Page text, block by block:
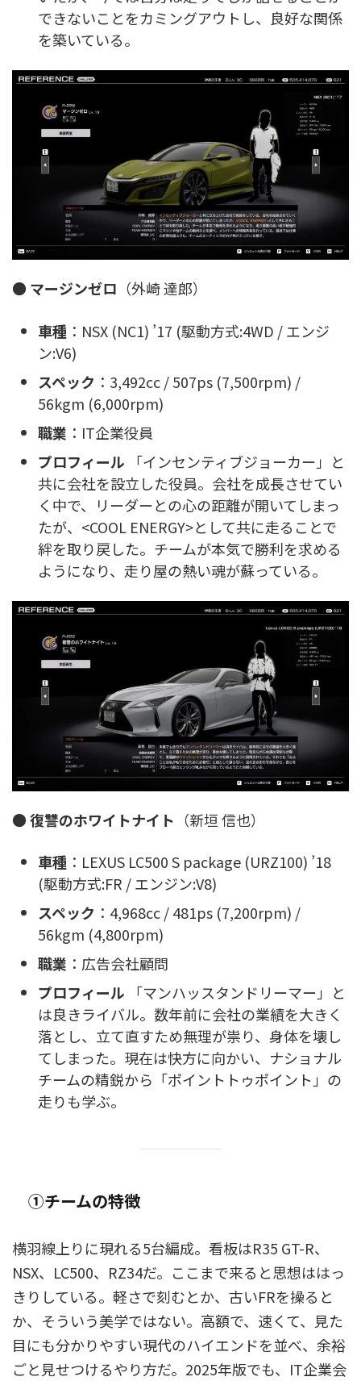
できないことをカミングアウトし、良好な関係
を築いている。
● マージンゼロ （外崎 達郎）
車種 ：NSX (NC1) ’17 (駆動方式:4WD / エンジ
ン:V6)
スペック ：3,492cc / 507ps (7,500rpm) /
56kgm (6,000rpm)
職業 ：IT企業役員
プロフィール 「インセンティブジョーカー」と
共に会社を設立した役員。会社を成長させてい
く中で、リーダーとの心の距離が開いてしまっ
たが、<COOL ENERGY>として共に走ることで
絆を取り戻した。チームが本気で勝利を求める
ようになり、走り屋の熱い魂が蘇っている。
●復讐のホワイトナイト （新垣 信也）
車種 ：LEXUS LC500 S package (URZ100) ’18
(駆動方式:FR / エンジン:V8)
スペック ：4,968cc / 481ps (7,200rpm) /
56kgm (4,800rpm)
職業 ：広告会社顧問
プロフィール 「マンハッスタンドリーマー」と
は良きライバル。数年前に会社の業績を大きく
落とし、立て直すため無理が祟り、身体を壊し
てしまった。現在は快方に向かい、ナショナル
チームの精鋭から「ポイントトゥポイント」の
走りも学ぶ。
①チームの特徴
横羽線上りに現れる5台編成。看板はR35 GT-R、
NSX、LC500、RZ34だ。ここまで来ると思想ははっ
きりしている。軽さで刻むとか、古いFRを操ると
か、そういう美学ではない。高額で、速くて、見た
目にも分かりやすい現代のハイエンドを並べ、余裕
ごと見せつけるやり方だ。2025年版でも、IT企業会